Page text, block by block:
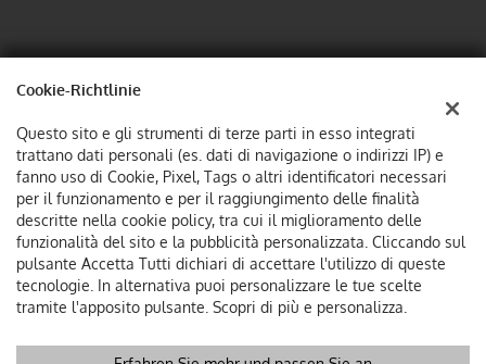
IMPEX TRADE SRL
Steuernummer und MwSt:02737570214
Unternehmensregister:BZ
Copyright © 2026 GestionaleAuto.com S.r.l., Alle Rechte
Cookie-Richtlinie
Questo sito e gli strumenti di terze parti in esso integrati
trattano dati personali (es. dati di navigazione o indirizzi IP) e
fanno uso di Cookie, Pixel, Tags o altri identificatori necessari
per il funzionamento e per il raggiungimento delle finalità
descritte nella cookie policy, tra cui il miglioramento delle
funzionalità del sito e la pubblicità personalizzata. Cliccando sul
pulsante Accetta Tutti dichiari di accettare l'utilizzo di queste
tecnologie. In alternativa puoi personalizzare le tue scelte
tramite l'apposito pulsante. Scopri di più e personalizza.